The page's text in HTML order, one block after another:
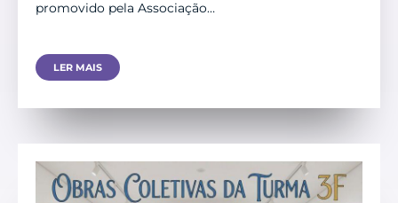
promovido pela Associação…
LER MAIS